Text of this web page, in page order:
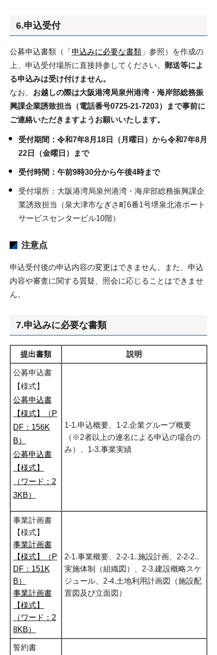
6.申込受付
公募申込書類（「 申込みに必要な書類 」参照）を作成の
上、申込受付場所に直接持参してください。 郵送等によ
る申込みは受け付けません。
なお、 お越しの際は大阪港湾局泉州港湾・海岸部総務振
興課企業誘致担当（電話番号0725-21-7203）まで事前に
ご連絡いただきますようお願いいたします。
受付期間：令和7年8月18日（月曜日）から令和7年8月
22日（金曜日）まで
受付時間：午前9時30分から午後4時まで
受付場所：大阪港湾局泉州港湾・海岸部総務振興課企
業誘致担当（泉大津市なぎさ町6番1号堺泉北港ポート
サービスセンタービル10階）
注意点
申込受付後の申込内容の変更はできません。また、申込
内容や審査に関する質疑、照会に応じることはできませ
ん。
7.申込みに必要な書類
提出書類 説明
公募申込書
【様式】
公募申込書
【様式】（P
DF：156K
B）
公募申込書
【様式】
（ワード：2
3KB）
1-1.申込概要、1-2.企業グループ概要
（※2者以上の連名による申込の場合の
み）、1-3.事業実績
事業計画書
【様式】
事業計画書
【様式】（P
DF：151K
B）
事業計画書
【様式】
（ワード：2
8KB）
2-1.事業概要、2-2-1..施設計画、2-2-2..
実施体制（組織図）、2-3.建設概略スケ
ジュール、2-4.土地利用計画図（施設配
置図及び立面図）
誓約書